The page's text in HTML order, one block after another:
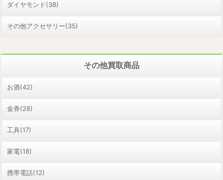
ダイヤモンド(38)
その他アクセサリー(35)
その他買取商品
お酒(42)
金券(28)
工具(17)
家電(18)
携帯電話(12)